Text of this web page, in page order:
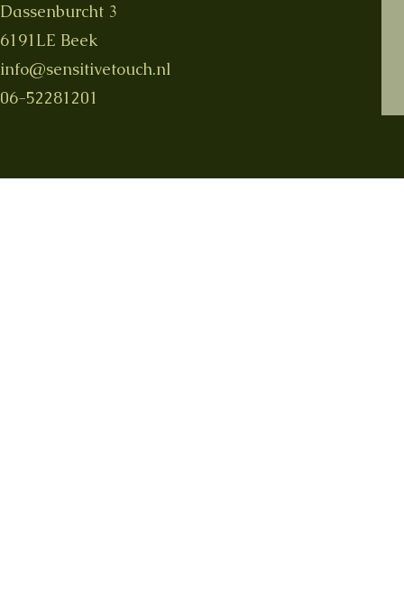
Dassenburcht 3
6191LE Beek
info@sensitivetouch.nl
06-52281201